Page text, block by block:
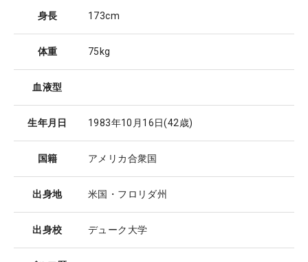
身長 173cm
体重 75kg
血液型
生年月日 1983年10月16日(42歳)
国籍 アメリカ合衆国
出身地 米国・フロリダ州
出身校 デューク大学